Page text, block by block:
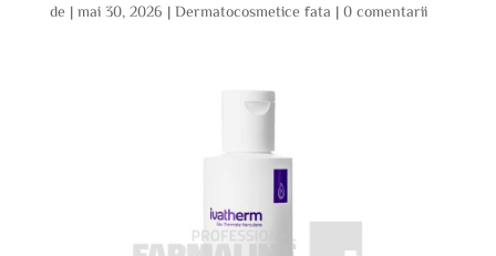
de | mai 30, 2026 | Dermatocosmetice fata | 0 comentarii